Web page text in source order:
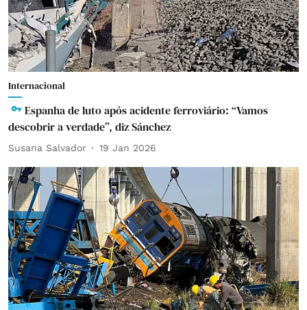
Internacional
Espanha de luto após acidente ferroviário: “Vamos
descobrir a verdade”, diz Sánchez
Susana Salvador 19 Jan 2026